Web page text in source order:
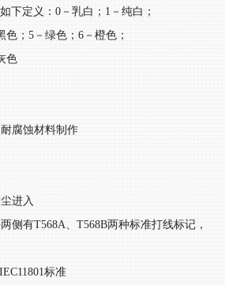
下定义：0－乳白；1－纯白；
；5－绿色；6－橙色；
色
腐蚀材料制作
进入
侧有T568A、T568B两种标准打线标记，
标准